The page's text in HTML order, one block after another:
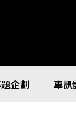
企劃 車訊